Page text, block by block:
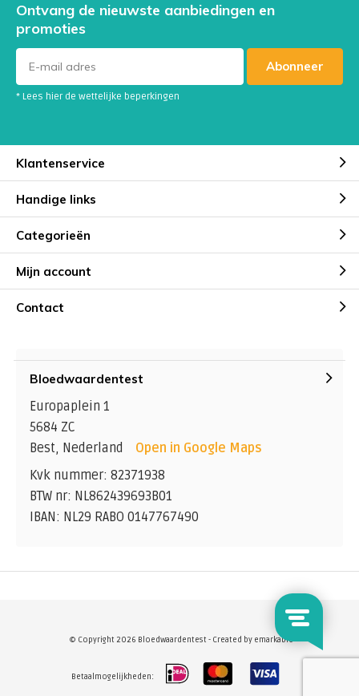
Ontvang de nieuwste aanbiedingen en
promoties
Abonneer
* Lees hier de wettelijke beperkingen
Klantenservice
Handige links
Categorieën
Mijn account
Contact
Bloedwaardentest
Europaplein 1
5684 ZC
Best, Nederland
Open in Google Maps
Kvk nummer: 82371938
BTW nr: NL862439693B01
IBAN: NL29 RABO 0147767490
© Copyright 2026 Bloedwaardentest - Created by emarkable
Betaalmogelijkheden: